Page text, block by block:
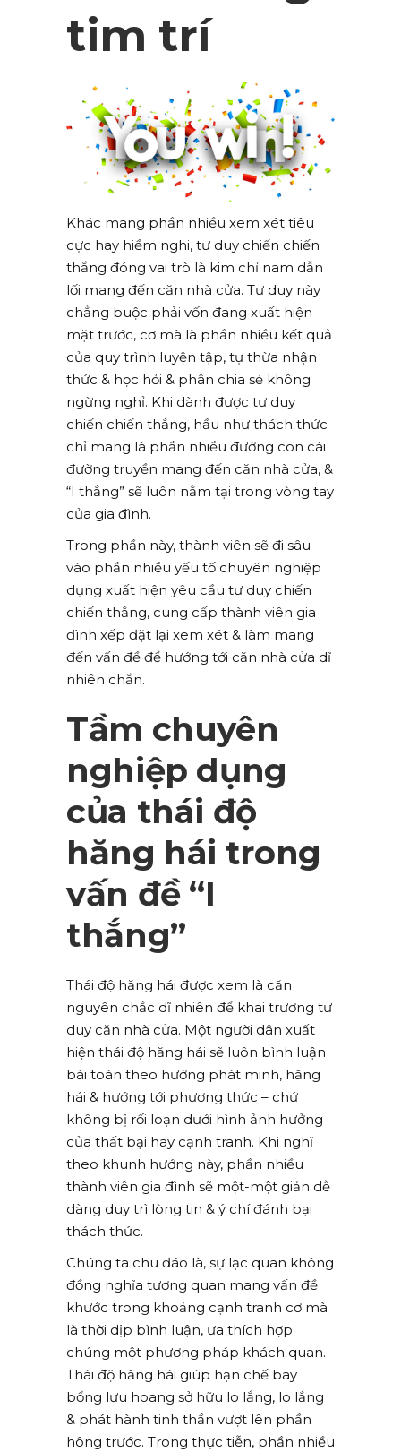
tim trí
Khác mang phần nhiều xem xét tiêu
cực hay hiềm nghi, tư duy chiến chiến
thắng đóng vai trò là kim chỉ nam dẫn
lối mang đến căn nhà cửa. Tư duy này
chẳng buộc phải vốn đang xuất hiện
mặt trước, cơ mà là phần nhiều kết quả
của quy trình luyện tập, tự thừa nhận
thức & học hỏi & phân chia sẻ không
ngừng nghỉ. Khi dành được tư duy
chiến chiến thắng, hầu như thách thức
chỉ mang là phần nhiều đường con cái
đường truyền mang đến căn nhà cửa, &
“I thắng” sẽ luôn nằm tại trong vòng tay
của gia đình.
Trong phần này, thành viên sẽ đi sâu
vào phần nhiều yếu tố chuyên nghiệp
dụng xuất hiện yêu cầu tư duy chiến
chiến thắng, cung cấp thành viên gia
đình xếp đặt lại xem xét & làm mang
đến vấn đề để hướng tới căn nhà cửa dĩ
nhiên chắn.
Tầm chuyên
nghiệp dụng
của thái độ
hăng hái trong
vấn đề “I
thắng”
Thái độ hăng hái được xem là căn
nguyên chắc dĩ nhiên để khai trương tư
duy căn nhà cửa. Một người dân xuất
hiện thái độ hăng hái sẽ luôn bình luận
bài toán theo hướng phát minh, hăng
hái & hướng tới phương thức – chứ
không bị rối loạn dưới hình ảnh hưởng
của thất bại hay cạnh tranh. Khi nghĩ
theo khunh hướng này, phần nhiều
thành viên gia đình sẽ một-một giản dễ
dàng duy trì lòng tin & ý chí đánh bại
thách thức.
Chúng ta chu đáo là, sự lạc quan không
đồng nghĩa tương quan mang vấn đề
khước trong khoảng cạnh tranh cơ mà
là thời dịp bình luận, ưa thích hợp
chúng một phương pháp khách quan.
Thái độ hăng hái giúp hạn chế bay
bổng lưu hoang sở hữu lo lắng, lo lắng
& phát hành tinh thần vượt lên phần
hông trước. Trong thực tiễn, phần nhiều